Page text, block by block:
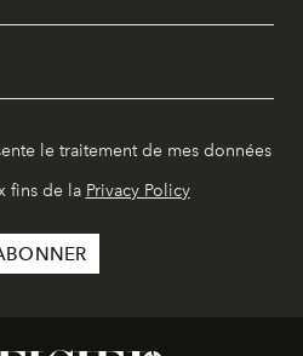
le traitement de mes données
fins de la Privacy Policy